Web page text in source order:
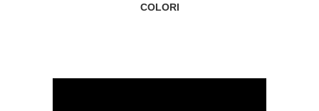
COLORI